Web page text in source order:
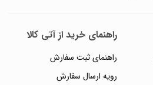
راهنمای خرید از آتی کالا
راهنمای ثبت سفارش
رویه ارسال سفارش